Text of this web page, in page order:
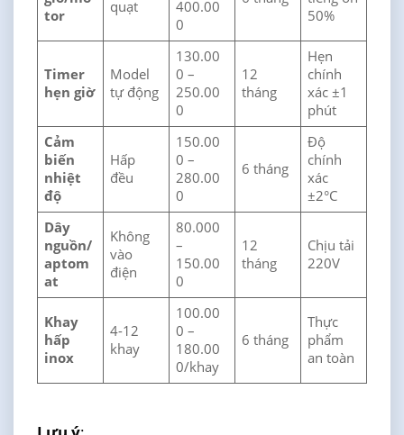
tor
quạt
400.00
0
50%
Timer
hẹn giờ
Model
tự động
130.00
0 –
250.00
0
12
tháng
Hẹn
chính
xác ±1
phút
Cảm
biến
nhiệt
độ
Hấp
đều
150.00
0 –
280.00
0
6 tháng
Độ
chính
xác
±2°C
Dây
nguồn/
aptom
at
Không
vào
điện
80.000
–
150.00
0
12
tháng
Chịu tải
220V
Khay
hấp
inox
4-12
khay
100.00
0 –
180.00
0/khay
6 tháng
Thực
phẩm
an toàn